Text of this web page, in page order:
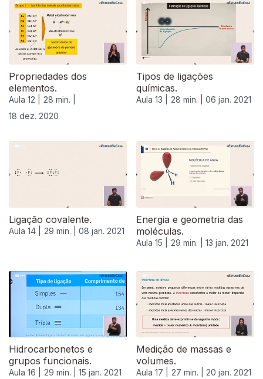
Propriedades dos
elementos.
Aula 12 |
28 min. |
18 dez. 2020
Tipos de ligações
químicas.
Aula 13 | 28 min. | 06 jan. 2021
Ligação covalente.
Aula 14 | 29 min. | 08 jan. 2021
Energia e geometria das
moléculas.
Aula 15 | 29 min. | 13 jan. 2021
Hidrocarbonetos e
grupos funcionais.
Aula 16 | 29 min. | 15 jan. 2021
Medição de massas e
volumes.
Aula 17 | 27 min. | 20 jan. 2021